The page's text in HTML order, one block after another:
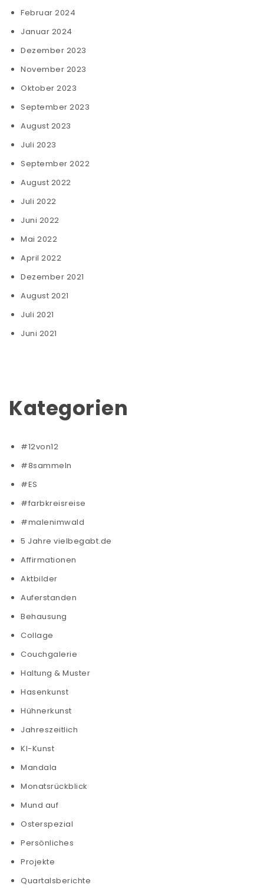
Februar 2024
Januar 2024
Dezember 2023
November 2023
Oktober 2023
September 2023
August 2023
Juli 2023
September 2022
August 2022
Juli 2022
Juni 2022
Mai 2022
April 2022
Dezember 2021
August 2021
Juli 2021
Juni 2021
Kategorien
#12von12
#8sammeln
#ES
#farbkreisreise
#malenimwald
5 Jahre vielbegabt.de
Affirmationen
Aktbilder
Auferstanden
Behausung
Collage
Couchgalerie
Haltung & Muster
Hasenkunst
Hühnerkunst
Jahreszeitlich
KI-Kunst
Mandala
Monatsrückblick
Mund auf
Osterspezial
Persönliches
Projekte
Quartalsberichte